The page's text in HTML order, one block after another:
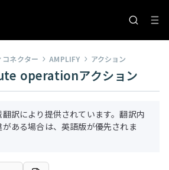
コネクター AMPLIFY アクション
operationアクション
訳により提供されています。翻訳内
ある場合は、英語版が優先されま